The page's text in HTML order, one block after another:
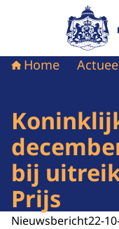
Naar de
Home
bij
Prijs
Nieuwsbericht22-